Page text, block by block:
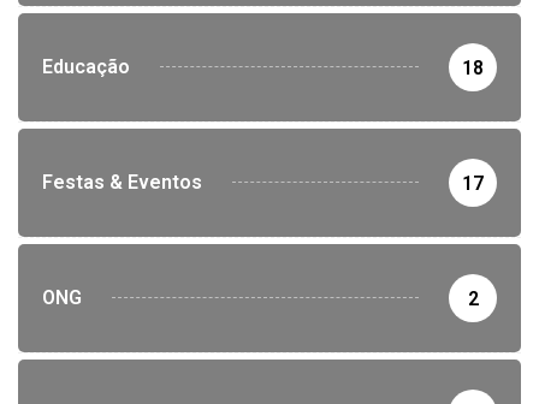
Educação 18
Festas & Eventos 17
ONG 2